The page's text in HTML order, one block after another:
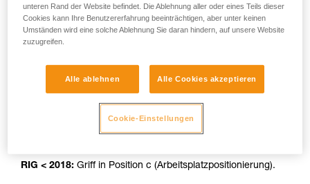
Das AUTO-LOCK-System blockiert die Last
automatisch und stellt den Griff zurück in die Stopp-Position.
RIG < 2018: Griff in Position c (Arbeitsplatzpositionierung).
unteren Rand der Website befindet. Die Ablehnung aller oder eines Teils dieser
Cookies kann Ihre Benutzererfahrung beeinträchtigen, aber unter keinen
Umständen wird eine solche Ablehnung Sie daran hindern, auf unsere Website
zuzugreifen.
Alle ablehnen Alle Cookies akzeptieren
Cookie-Einstellungen